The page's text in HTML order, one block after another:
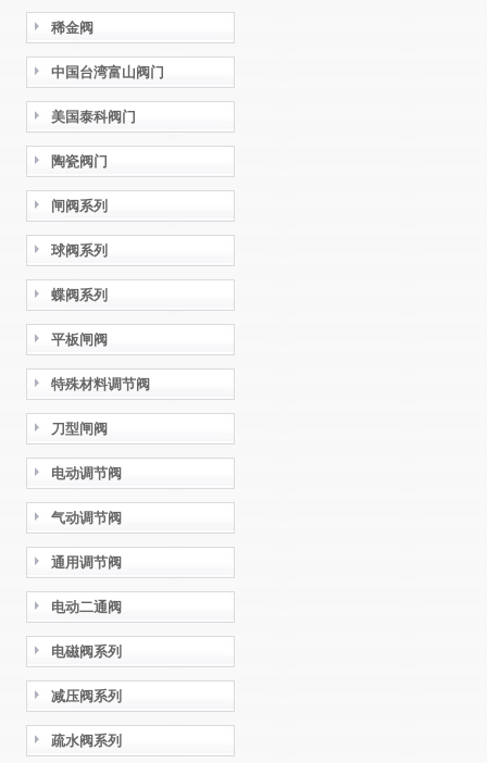
稀金阀
中国台湾富山阀门
美国泰科阀门
陶瓷阀门
闸阀系列
球阀系列
蝶阀系列
平板闸阀
特殊材料调节阀
刀型闸阀
电动调节阀
气动调节阀
通用调节阀
电动二通阀
电磁阀系列
减压阀系列
疏水阀系列